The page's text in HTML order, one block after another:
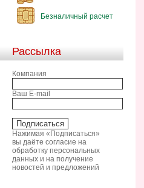
Безналичный расчет
Рассылка
Компания
Ваш E-mail
Нажимая «Подписаться»
вы даёте согласие на
обработку персональных
данных и на получение
новостей и предложений